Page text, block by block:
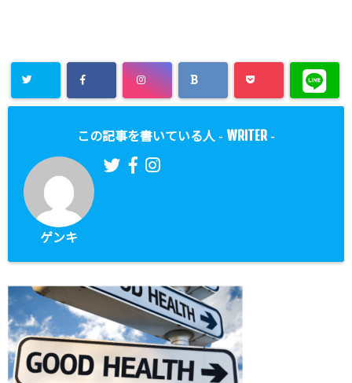
この記事を書いている人 - WRITER -
ゲンキ